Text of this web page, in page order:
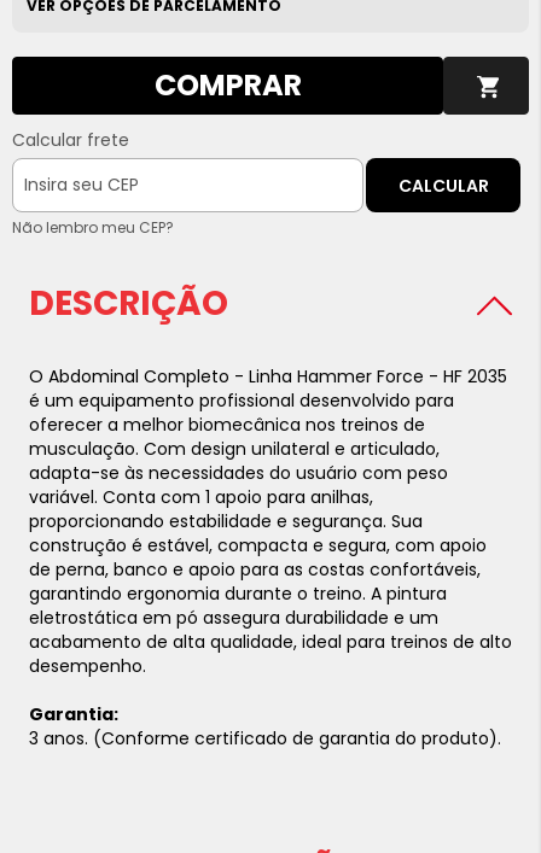
VER OPÇÕES DE PARCELAMENTO
COMPRAR
Calcular frete
CALCULAR
Não lembro meu CEP?
DESCRIÇÃO
O Abdominal Completo - Linha Hammer Force - HF 2035
é um equipamento profissional desenvolvido para
oferecer a melhor biomecânica nos treinos de
musculação. Com design unilateral e articulado,
adapta-se às necessidades do usuário com peso
variável. Conta com 1 apoio para anilhas,
proporcionando estabilidade e segurança. Sua
construção é estável, compacta e segura, com apoio
de perna, banco e apoio para as costas confortáveis,
garantindo ergonomia durante o treino. A pintura
eletrostática em pó assegura durabilidade e um
acabamento de alta qualidade, ideal para treinos de alto
desempenho.
Garantia:
3 anos. (Conforme certificado de garantia do produto).